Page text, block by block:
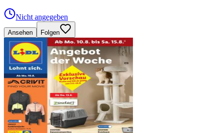
Nicht angegeben
Ansehen Folgen